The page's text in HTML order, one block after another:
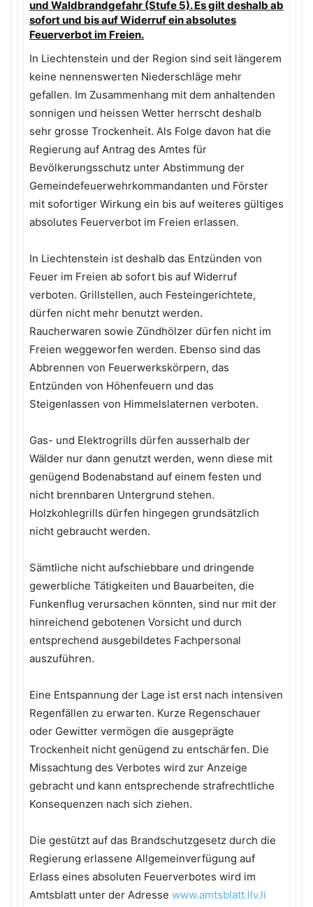
und Waldbrandgefahr (Stufe 5). Es gilt deshalb ab
sofort und bis auf Widerruf ein absolutes
Feuerverbot im Freien.
In Liechtenstein und der Region sind seit längerem
keine nennenswerten Niederschläge mehr
gefallen. Im Zusammenhang mit dem anhaltenden
sonnigen und heissen Wetter herrscht deshalb
sehr grosse Trockenheit. Als Folge davon hat die
Regierung auf Antrag des Amtes für
Bevölkerungsschutz unter Abstimmung der
Gemeindefeuerwehrkommandanten und Förster
mit sofortiger Wirkung ein bis auf weiteres gültiges
absolutes Feuerverbot im Freien erlassen.
In Liechtenstein ist deshalb das Entzünden von
Feuer im Freien ab sofort bis auf Widerruf
verboten. Grillstellen, auch Festeingerichtete,
dürfen nicht mehr benutzt werden.
Raucherwaren sowie Zündhölzer dürfen nicht im
Freien weggeworfen werden. Ebenso sind das
Abbrennen von Feuerwerkskörpern, das
Entzünden von Höhenfeuern und das
Steigenlassen von Himmelslaternen verboten.
Gas- und Elektrogrills dürfen ausserhalb der
Wälder nur dann genutzt werden, wenn diese mit
genügend Bodenabstand auf einem festen und
nicht brennbaren Untergrund stehen.
Holzkohlegrills dürfen hingegen grundsätzlich
nicht gebraucht werden.
Sämtliche nicht aufschiebbare und dringende
gewerbliche Tätigkeiten und Bauarbeiten, die
Funkenflug verursachen könnten, sind nur mit der
hinreichend gebotenen Vorsicht und durch
entsprechend ausgebildetes Fachpersonal
auszuführen.
Eine Entspannung der Lage ist erst nach intensiven
Regenfällen zu erwarten. Kurze Regenschauer
oder Gewitter vermögen die ausgeprägte
Trockenheit nicht genügend zu entschärfen. Die
Missachtung des Verbotes wird zur Anzeige
gebracht und kann entsprechende strafrechtliche
Konsequenzen nach sich ziehen.
Die gestützt auf das Brandschutzgesetz durch die
Regierung erlassene Allgemeinverfügung auf
Erlass eines absoluten Feuerverbotes wird im
Amtsblatt unter der Adresse www.amtsblatt.llv.li